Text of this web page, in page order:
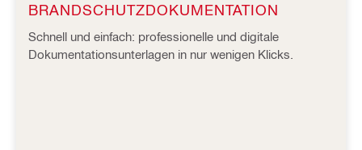
BRANDSCHUTZDOKUMENTATION
Schnell und einfach: professionelle und digitale
Dokumentationsunterlagen in nur wenigen Klicks.